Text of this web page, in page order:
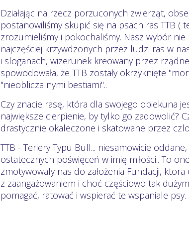
Działając na rzecz porzuconych zwierząt,
postanowiliśmy skupić się na psach ras TTB
zrozumieliśmy i pokochaliśmy. Nasz wybór
najczęściej krzywdzonych przez ludzi ras w
i sloganach, wizerunek kreowany przez
spowodowała, że TTB zostały okrzyknięte
"nieobliczalnymi bestiami"..
Czy znacie rasę, która dla swojego opiekuna
największe cierpienie, by tylko go zadowolić?
drastycznie okaleczone i skatowane przez
TTB - Teriery Typu Bull... niesamowicie
ostatecznych poświęceń w imię miłości.. To
zmotywowaly nas do założenia Fundacji,
z zaangażowaniem i choć częściowo tak
pomagać, ratować i wspierać te wspaniale psy.